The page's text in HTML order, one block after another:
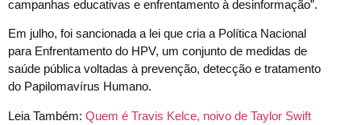
campanhas educativas e enfrentamento à desinformação”.
Em julho, foi sancionada a lei que cria a Política Nacional
para Enfrentamento do HPV, um conjunto de medidas de
saúde pública voltadas à prevenção, detecção e tratamento
do Papilomavírus Humano.
Leia Também: Quem é Travis Kelce, noivo de Taylor Swift